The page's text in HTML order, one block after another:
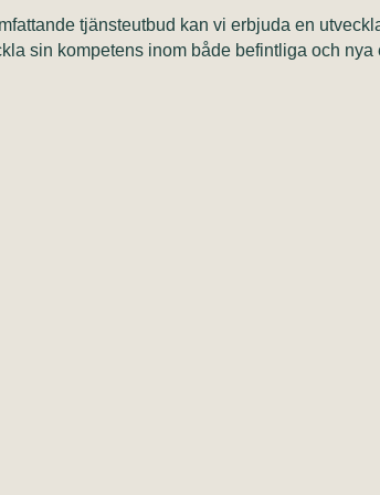
tjänsteutbud kan vi erbjuda en
sin kompetens inom både befintliga och